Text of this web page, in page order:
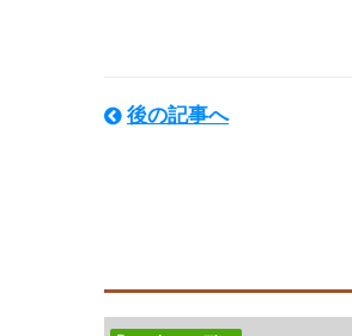
後の記事へ